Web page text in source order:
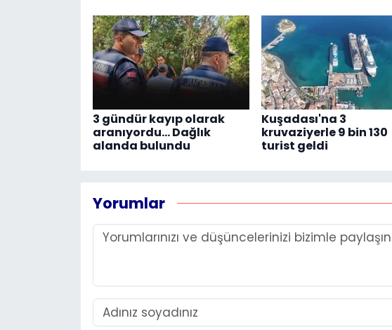
3 gündür kayıp olarak
aranıyordu... Dağlık
alanda bulundu
Kuşadası'na 3
kruvaziyerle 9 bin 130
turist geldi
Yorumlar